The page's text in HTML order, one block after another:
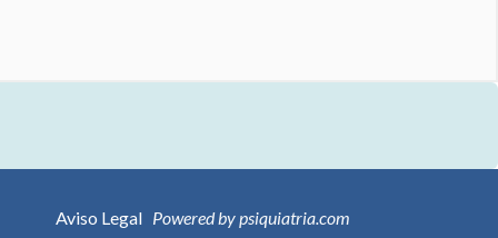
Aviso Legal Powered by psiquiatria.com